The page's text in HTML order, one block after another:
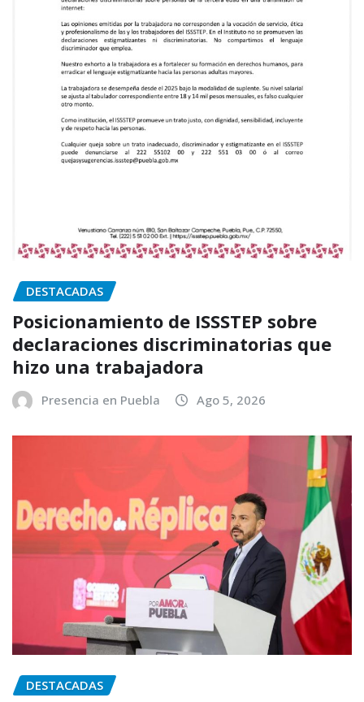
DESTACADAS
Posicionamiento de ISSSTEP sobre
declaraciones discriminatorias que
hizo una trabajadora
Presencia en Puebla Ago 5, 2026
DESTACADAS